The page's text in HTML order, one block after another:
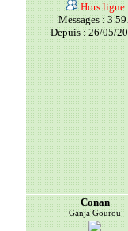
Hors ligne
Messages : 3
Depuis : 26/05/
Conan
Ganja Gourou